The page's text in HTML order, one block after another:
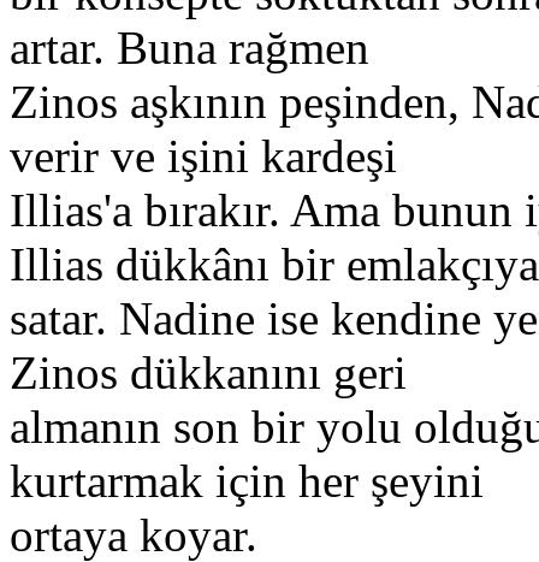
artar. Buna rağmen
Zinos aşkının peşinden,
verir ve işini kardeşi
Illias'a bırakır. Ama
Illias dükkânı bir emlakçıya
satar. Nadine ise kendine
Zinos dükkanını geri
almanın son bir yolu
kurtarmak için her şeyini
ortaya koyar.